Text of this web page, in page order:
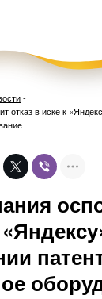
-
отказ в иске к